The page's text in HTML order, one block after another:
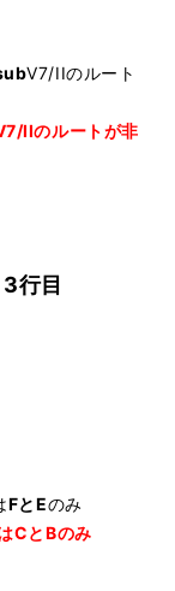
V7/IIのルート
IIのルートが非
行目
FとEのみ
CとBのみ